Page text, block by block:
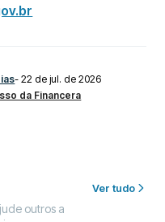
-22 de jul. de 2026
da Financera
outros a
Ver tudo